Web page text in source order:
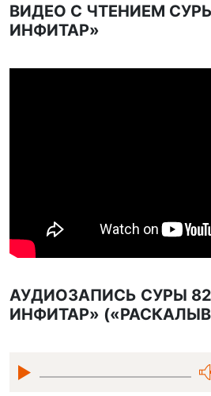
ВИДЕО С ЧТЕНИЕМ
ИНФИТАР»
АУДИОЗАПИСЬ СУРЫ
ИНФИТАР»